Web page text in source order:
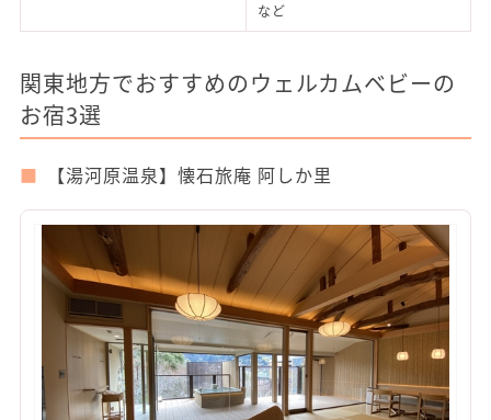
など
関東地方でおすすめのウェルカムベビーの
お宿3選
【湯河原温泉】懐石旅庵 阿しか里